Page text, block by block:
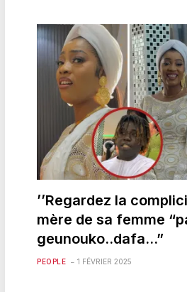
’’Regardez la
mère de sa femme
geunouko..dafa…”
PEOPLE 1 FÉVRIER 2025